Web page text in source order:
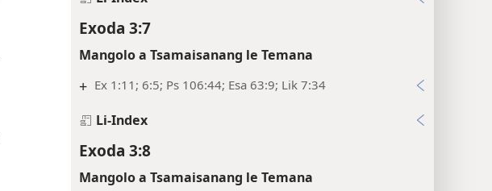
Exoda 3:7
Mangolo a Tsamaisanang le Temana
+ Ex 1:11; 6:5; Ps 106:44; Esa 63:9; Lik 7:34
Li-Index
Exoda 3:8
Mangolo a Tsamaisanang le Temana